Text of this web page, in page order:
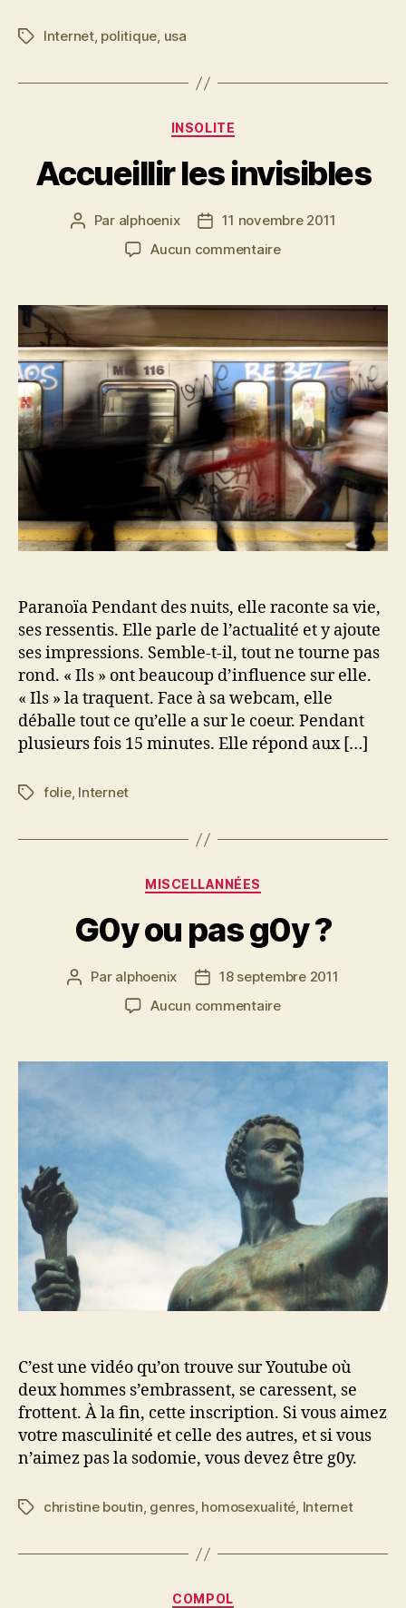
Étiquettes
Internet, politique, usa
Catégories
INSOLITE
Accueillir les invisibles
Auteur
Par alphoenix
Date11 novembre 2011
Aucun commentairesur
invisibles
Paranoïa Pendant des nuits, elle raconte sa vie,
ses ressentis. Elle parle de l’actualité et y ajoute
ses impressions. Semble-t-il, tout ne tourne pas
rond. « Ils » ont beaucoup d’influence sur elle.
« Ils » la traquent. Face à sa webcam, elle
déballe tout ce qu’elle a sur le coeur. Pendant
plusieurs fois 15 minutes. Elle répond aux […]
Étiquettes
folie, Internet
Catégories
MISCELLANNÉES
G0y ou pas g0y ?
Auteur
Par alphoenix
Date18 septembre 2011
Aucun commentairesur
pas
g0y
?
C’est une vidéo qu’on trouve sur Youtube où
deux hommes s’embrassent, se caressent, se
frottent. À la fin, cette inscription. Si vous aimez
votre masculinité et celle des autres, et si vous
n’aimez pas la sodomie, vous devez être g0y.
Étiquettes
christine boutin, genres, homosexualité, Internet
Catégories
COMPOL